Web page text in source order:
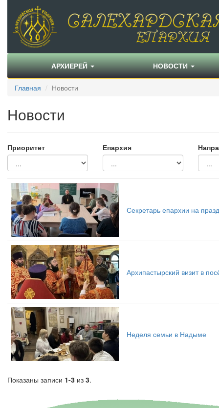
АРХИЕРЕЙ НОВОСТИ
Главная Новости
Новости
Приоритет Епархия
Секретарь епархии на
Архипастырский визит в
Неделя семьи в Надыме
Показаны записи 1-3 из 3.